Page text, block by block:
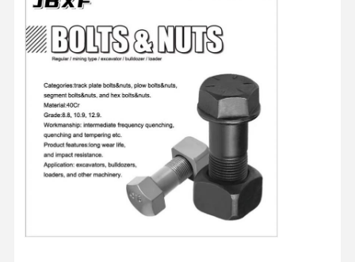
Bolt z pługa
Segment Bolt
ścieżkowy śrubokręt
Włókno wiadra
Bolt zębów wiadra